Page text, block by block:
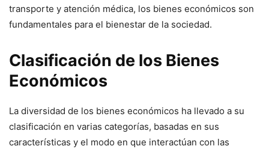
transporte y atención médica, los bienes económicos son
fundamentales para el bienestar de la sociedad.
Clasificación de los Bienes
Económicos
La diversidad de los bienes económicos ha llevado a su
clasificación en varias categorías, basadas en sus
características y el modo en que interactúan con las